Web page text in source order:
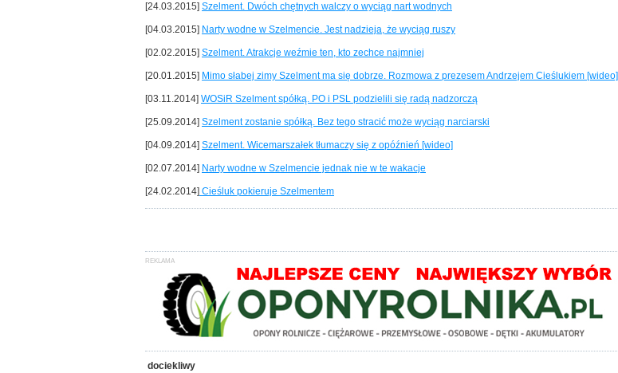
[24.03.2015] Szelment. Dwóch chętnych walczy o wyciąg nart wodnych
[04.03.2015] Narty wodne w Szelmencie. Jest nadzieja, że wyciąg ruszy
[02.02.2015] Szelment. Atrakcje weźmie ten, kto zechce najmniej
[20.01.2015] Mimo słabej zimy Szelment ma się dobrze. Rozmowa z prezesem Andrzejem Cieślukiem [wideo]
[03.11.2014] WOSiR Szelment spółką. PO i PSL podzielili się radą nadzorczą
[25.09.2014] Szelment zostanie spółką. Bez tego stracić może wyciąg narciarski
[04.09.2014] Szelment. Wicemarszałek tłumaczy się z opóźnień [wideo]
[02.07.2014] Narty wodne w Szelmencie jednak nie w te wakacje
[24.02.2014] Cieśluk pokieruje Szelmentem
dociekliwy